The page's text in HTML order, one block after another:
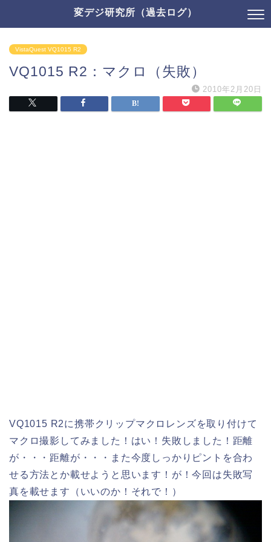
変デジ研究所（過去ログ）
VistaQuest VQ1015 R2
VQ1015 R2：マクロ（失敗）
2010年2月20日
VQ1015 R2に携帯クリップマクロレンズを取り付けて
マクロ撮影してみました！はい！失敗しました！距離
が・・・距離が・・・また今度しっかりピントを合わ
せる方法とか載せようと思います！が！今回は失敗写
真を載せます（いいのか！それで！）